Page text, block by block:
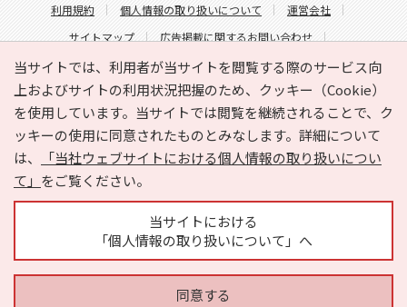
当サイトでは、利用者が当サイトを閲覧する際のサービス向
上およびサイトの利用状況把握のため、クッキー（Cookie）
を使用しています。当サイトでは閲覧を継続されることで、ク
ッキーの使用に同意されたものとみなします。詳細について
は、
「当社ウェブサイトにおける個人情報の取り扱いについ
て」 をご覧ください。
当サイトにおける
「個人情報の取り扱いについて」へ
同意する
利用規約
個人情報の取り扱いについて
運営会社
サイトマップ
広告掲載に関するお問い合わせ
サイトの内容に関するお問い合わせ
Copyright © HYOJITO.Co.,Ltd. All Rights Reserved.